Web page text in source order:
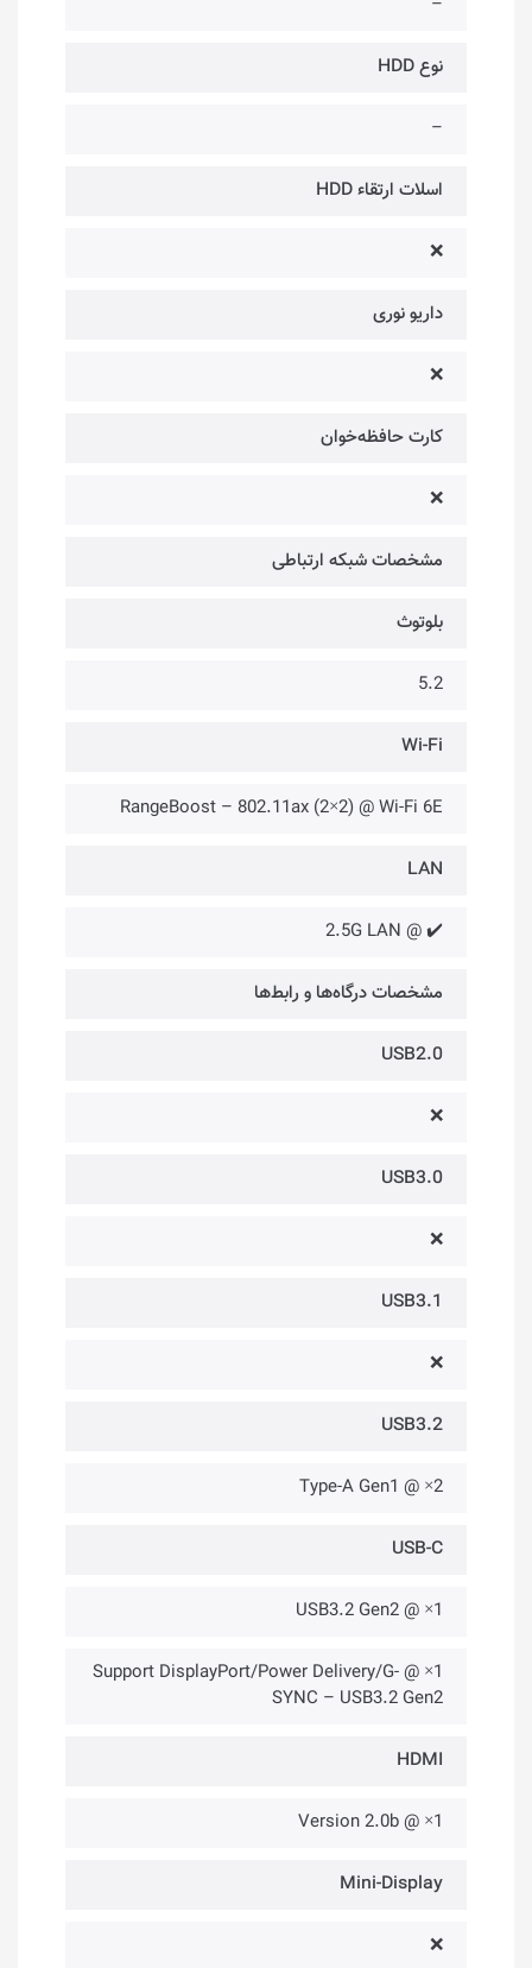
نوع HDD
–
اسلات ارتقاء HDD
❌
داریو نوری
❌
کارت حافظه‌خوان
❌
مشخصات شبکه ارتباطی
بلوتوث
5.2
Wi-Fi
RangeBoost – 802.11ax (2×2) @ Wi-Fi 6E
LAN
✔️ @ 2.5G LAN
مشخصات درگاه‌ها و رابط‌ها
USB2.0
❌
USB3.0
❌
USB3.1
❌
USB3.2
2× @ Type-A Gen1
USB-C
1× @ USB3.2 Gen2
1× @ Support DisplayPort/Power Delivery/G-
SYNC – USB3.2 Gen2
HDMI
1× @ Version 2.0b
Mini-Display
❌